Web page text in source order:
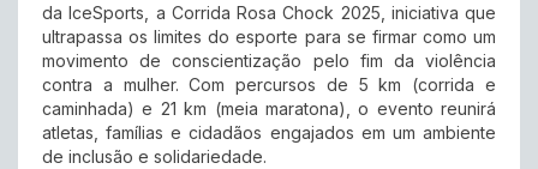
da IceSports, a Corrida Rosa Chock 2025, iniciativa que
ultrapassa os limites do esporte para se firmar como um
movimento de conscientização pelo fim da violência
contra a mulher. Com percursos de 5 km (corrida e
caminhada) e 21 km (meia maratona), o evento reunirá
atletas, famílias e cidadãos engajados em um ambiente
de inclusão e solidariedade.